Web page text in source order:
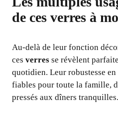
de ces verres à
Au-delà de leur fonction
ces verres se révèlent
quotidien. Leur robustesse
fiables pour toute la famille,
pressés aux dîners tranquilles.